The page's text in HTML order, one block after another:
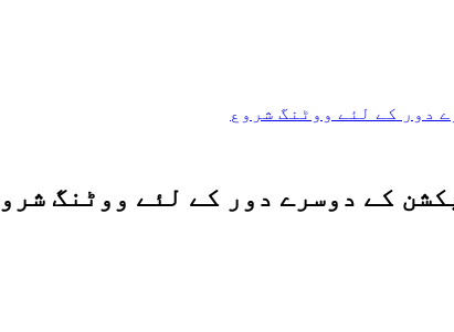
دور کے لئے ووٹنگ شروع
کے دوسرے دور کے لئے ووٹنگ